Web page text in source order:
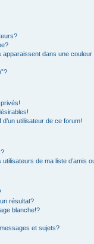
apparaissent dans une couleur
utilisateur de ce forum!
de ma liste d’amis
résultat?
blanche!?
et sujets?